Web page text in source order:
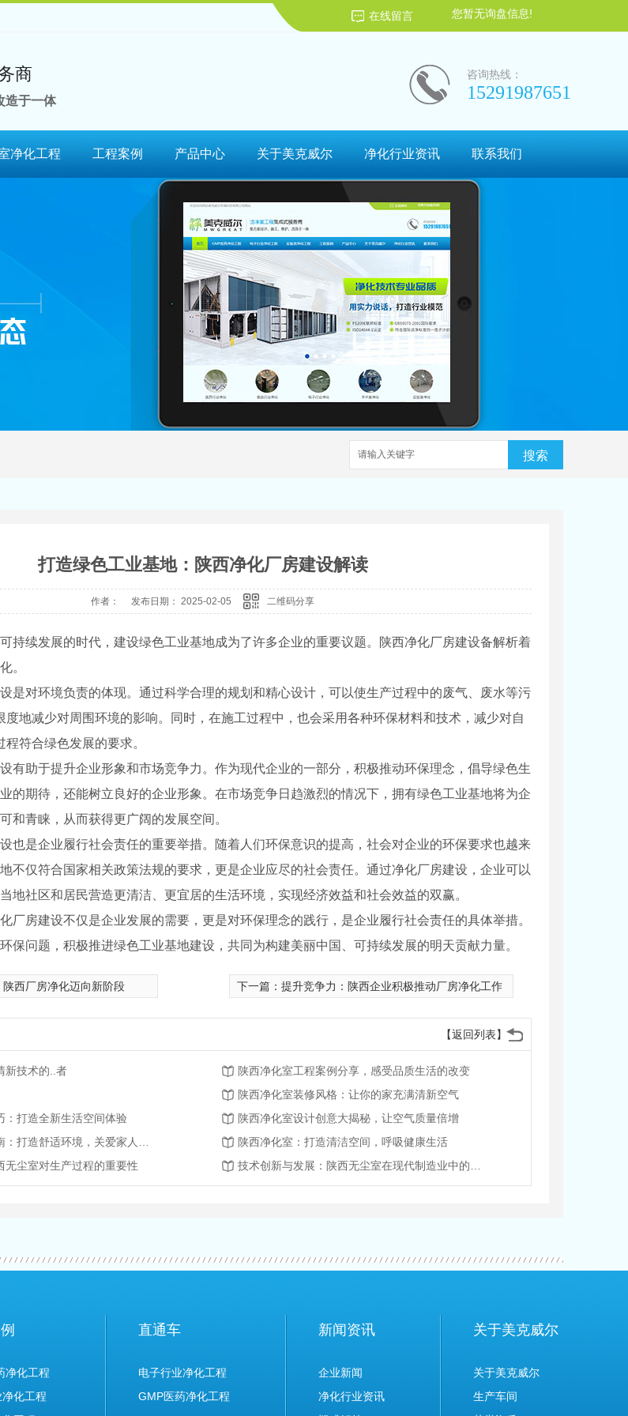
您暂无询盘信息!
在线留言
商
造于一体
咨询热线：
15291987651
净化工程 工程案例 产品中心 关于美克威尔 净化行业资讯 联系我们
搜索
打造绿色工业基地：陕西净化厂房建设解读
作者： 发布日期： 2025-02-05 二维码分享
持续发展的时代，建设绿色工业基地成为了许多企业的重要议题。陕西净化厂房建设备解析着
。
是对环境负责的体现。通过科学合理的规划和精心设计，可以使生产过程中的废气、废水等污
度地减少对周围环境的影响。同时，在施工过程中，也会采用各种环保材料和技术，减少对自
符合绿色发展的要求。
有助于提升企业形象和市场竞争力。作为现代企业的一部分，积极推动环保理念，倡导绿色生
的期待，还能树立良好的企业形象。在市场竞争日趋激烈的情况下，拥有绿色工业基地将为企
和青睐，从而获得更广阔的发展空间。
也是企业履行社会责任的重要举措。随着人们环保意识的提高，社会对企业的环保要求也越来
不仅符合国家相关政策法规的要求，更是企业应尽的社会责任。通过净化厂房建设，企业可以
地社区和居民营造更清洁、更宜居的生活环境，实现经济效益和社会效益的双赢。
厂房建设不仅是企业发展的需要，更是对环保理念的践行，是企业履行社会责任的具体举措。
保问题，积极推进绿色工业基地建设，共同为构建美丽中国、可持续发展的明天贡献力量。
西厂房净化迈向新阶段 下一篇： 提升竞争力：陕西企业积极推动厂房净化工作
【返回列表】
新技术的..者
陕西净化室工程案例分享，感受品质生活的改变
陕西净化室装修风格：让你的家充满清新空气
：打造全新生活空间体验
陕西净化室设计创意大揭秘，让空气质量倍增
陕西净化室：打造清洁空间，呼吸健康生活
无尘室对生产过程的重要性
净化工程
化工程
直通车
电子行业净化工程
GMP医药净化工程
新闻资讯
企业新闻
净化行业资讯
关于美克威尔
关于美克威尔
生产车间